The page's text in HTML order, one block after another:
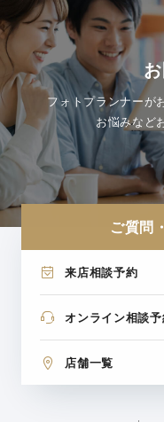
フォトプランナーが
お悩みなど
ご質問
来店相談予約
オンライン相談予
店舗一覧